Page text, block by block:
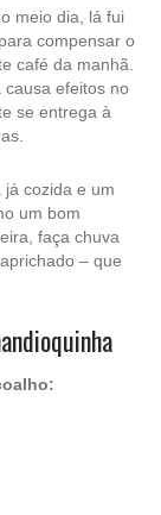
meio dia, lá fui
compensar o
café da manhã.
causa efeitos no
se entrega à
cozida e um
um bom
faça chuva
– que